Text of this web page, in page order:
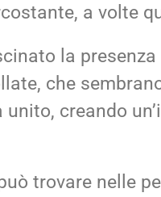
a volte
la
che
creando
trovare nelle